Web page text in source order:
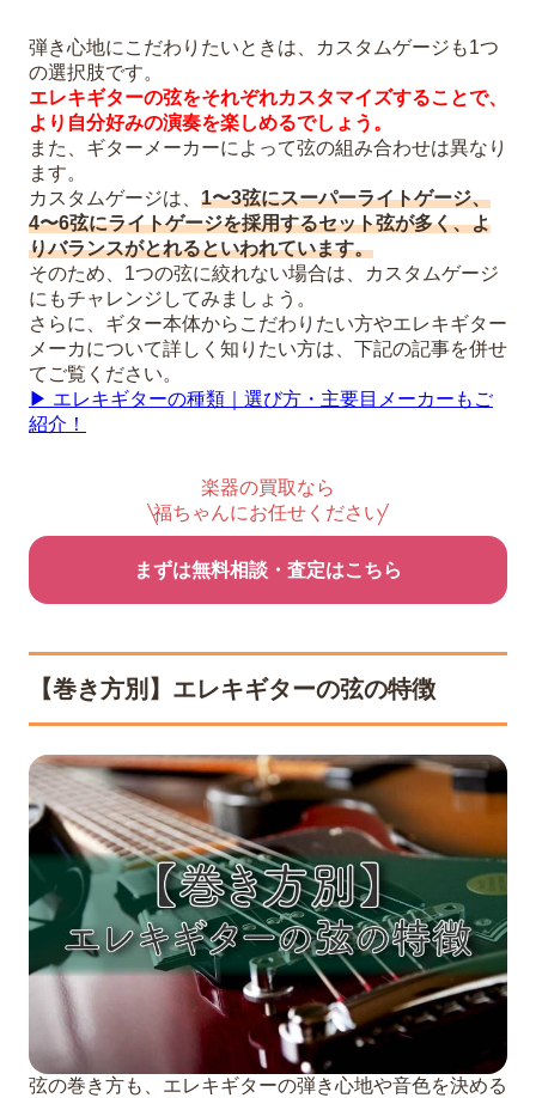
弾き心地にこだわりたいときは、カスタムゲージも1つ
の選択肢です。
エレキギターの弦をそれぞれカスタマイズすることで、
より自分好みの演奏を楽しめるでしょう。
また、ギターメーカーによって弦の組み合わせは異なり
ます。
カスタムゲージは、 1〜3弦にスーパーライトゲージ、
4〜6弦にライトゲージを採用するセット弦が多く、よ
りバランスがとれるといわれています。
そのため、1つの弦に絞れない場合は、カスタムゲージ
にもチャレンジしてみましょう。
さらに、ギター本体からこだわりたい方やエレキギター
メーカについて詳しく知りたい方は、下記の記事を併せ
てご覧ください。
▶︎ エレキギターの種類｜選び方・主要目メーカーもご
紹介！
楽器の買取なら
福ちゃんにお任せください
まずは無料相談・査定はこちら
【巻き方別】エレキギターの弦の特徴
弦の巻き方も、エレキギターの弾き心地や音色を決める